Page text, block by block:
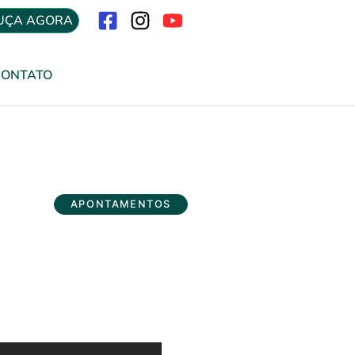
AGORA
APONTAMENTOS